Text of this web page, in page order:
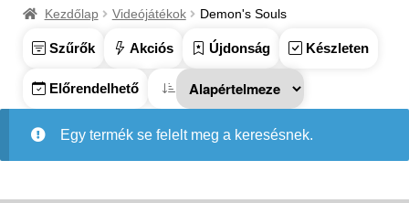
Kezdőlap Videójátékok Demon's Souls
Szűrők Akciós Újdonság Készleten
Előrendelhető
Egy termék se felelt meg a keresésnek.